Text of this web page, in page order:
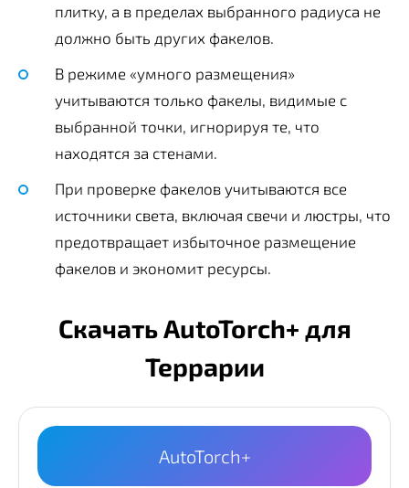
плитку, а в пределах выбранного радиуса не
должно быть других факелов.
В режиме «умного размещения»
учитываются только факелы, видимые с
выбранной точки, игнорируя те, что
находятся за стенами.
При проверке факелов учитываются все
источники света, включая свечи и люстры, что
предотвращает избыточное размещение
факелов и экономит ресурсы.
Скачать AutoTorch+ для
Террарии
AutoTorch+